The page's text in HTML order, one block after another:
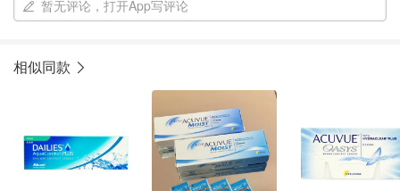
暂无评论，打开App写评论
相似同款